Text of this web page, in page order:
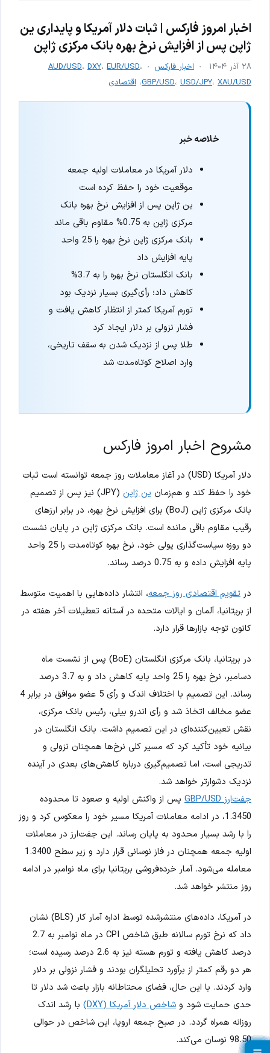
اخبار امروز فارکس | ثبات دلار آمریکا و پایداری ین
ژاپن پس از افزایش نرخ بهره بانک مرکزی ژاپن
۲۸ آذر ۱۴۰۴ اخبار فارکس AUD/USD، DXY، EUR/USD،
GBP/USD، USD/JPY، XAU/USD ، اقتصادی
خلاصه خبر
دلار آمریکا در معاملات اولیه جمعه
موقعیت خود را حفظ کرده است
ین ژاپن پس از افزایش نرخ بهره بانک
مرکزی ژاپن به 0.75% مقاوم باقی ماند
بانک مرکزی ژاپن نرخ بهره را 25 واحد
پایه افزایش داد
بانک انگلستان نرخ بهره را به 3.7%
کاهش داد؛ رأی‌گیری بسیار نزدیک بود
تورم آمریکا کمتر از انتظار کاهش یافت و
فشار نزولی بر دلار ایجاد کرد
طلا پس از نزدیک شدن به سقف تاریخی،
وارد اصلاح کوتاه‌مدت شد
مشروح اخبار امروز فارکس
دلار آمریکا (USD) در آغاز معاملات روز جمعه توانسته است ثبات
خود را حفظ کند و هم‌زمان ین ژاپن
(JPY) نیز پس از تصمیم
بانک مرکزی ژاپن (BoJ) برای افزایش نرخ بهره، در برابر ارزهای
رقیب مقاوم باقی مانده است. بانک مرکزی ژاپن در پایان نشست
دو روزه سیاست‌گذاری پولی خود، نرخ بهره کوتاه‌مدت را 25 واحد
پایه افزایش داده و به 0.75 درصد رساند.
در تقویم اقتصادی روز جمعه، انتشار داده‌هایی با اهمیت متوسط
از بریتانیا، آلمان و ایالات متحده در آستانه تعطیلات آخر هفته در
کانون توجه بازارها قرار دارد.
در بریتانیا، بانک مرکزی انگلستان (BoE) پس از نشست ماه
دسامبر، نرخ بهره را 25 واحد پایه کاهش داد و به 3.7 درصد
رساند. این تصمیم با اختلاف اندک و رأی 5 عضو موافق در برابر 4
عضو مخالف اتخاذ شد و رأی اندرو بیلی، رئیس بانک مرکزی،
نقش تعیین‌کننده‌ای در این تصمیم داشت. بانک انگلستان در
بیانیه خود تأکید کرد که مسیر کلی نرخ‌ها همچنان نزولی و
تدریجی است، اما تصمیم‌گیری درباره کاهش‌های بعدی در آینده
نزدیک دشوارتر خواهد شد.
جفت‌ارز GBP/USD
پس از واکنش اولیه و صعود تا محدوده
1.3450، در ادامه معاملات آمریکا مسیر خود را معکوس کرد و روز
را با رشد بسیار محدود به پایان رساند. این جفت‌ارز در معاملات
اولیه جمعه همچنان در فاز نوسانی قرار دارد و زیر سطح 1.3400
معامله می‌شود. آمار خرده‌فروشی بریتانیا برای ماه نوامبر در ادامه
روز منتشر خواهد شد.
در آمریکا، داده‌های منتشرشده توسط اداره آمار کار (BLS) نشان
داد که نرخ تورم سالانه طبق شاخص CPI در ماه نوامبر به 2.7
درصد کاهش یافته و تورم هسته نیز به 2.6 درصد رسیده است؛
هر دو رقم کمتر از برآورد تحلیلگران بودند و فشار نزولی بر دلار
وارد کردند. با این حال، فضای محتاطانه بازار باعث شد دلار تا
حدی حمایت شود و شاخص دلار آمریکا (DXY)
با رشد اندک
روزانه همراه گردد. در صبح جمعه اروپا، این شاخص در حوالی
98.50 نوسان می‌کند.